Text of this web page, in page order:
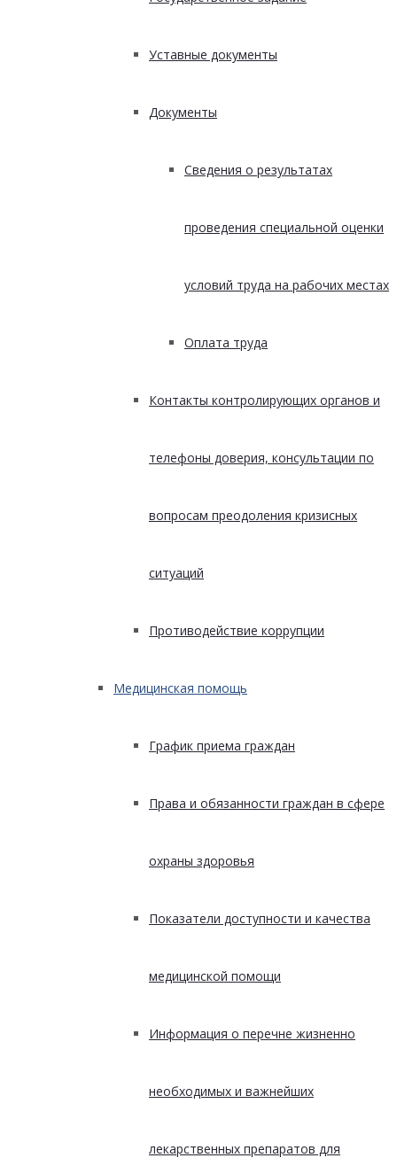
Уставные документы
Документы
Сведения о результатах
проведения специальной оценки
условий труда на рабочих местах
Оплата труда
Контакты контролирующих органов и
телефоны доверия, консультации по
вопросам преодоления кризисных
ситуаций
Противодействие коррупции
Медицинская помощь
График приема граждан
Права и обязанности граждан в сфере
охраны здоровья
Показатели доступности и качества
медицинской помощи
Информация о перечне жизненно
необходимых и важнейших
лекарственных препаратов для